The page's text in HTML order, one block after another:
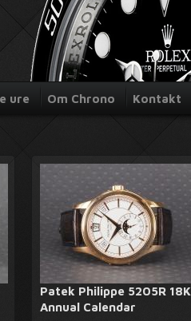
ure Om Chrono Kontakt
Patek Philippe 5205R 18K
Annual Calendar